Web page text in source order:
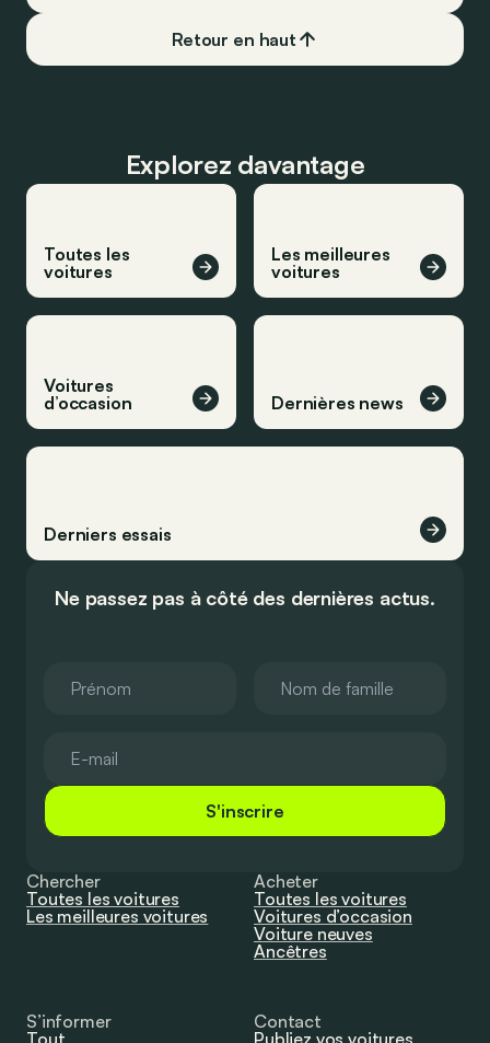
Retour en haut
Explorez davantage
Toutes les
voitures
Les meilleures
voitures
Voitures
d’occasion
Dernières news
Derniers essais
Ne passez pas à côté des dernières actus.
S'inscrire
Chercher
Toutes les voitures
Les meilleures voitures
Acheter
Toutes les voitures
Voitures d’occasion
Voiture neuves
Ancêtres
S’informer
Contact